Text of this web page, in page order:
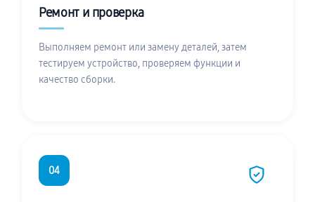
Ремонт и проверка
Выполняем ремонт или замену деталей, затем
тестируем устройство, проверяем функции и
качество сборки.
04